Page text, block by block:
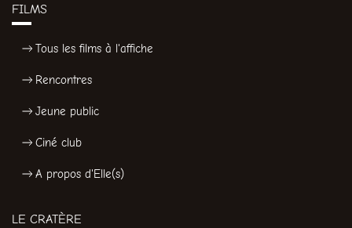
FILMS
Tous les films à l'affiche
Rencontres
Jeune public
Ciné club
A propos d'Elle(s)
LE CRATÈRE